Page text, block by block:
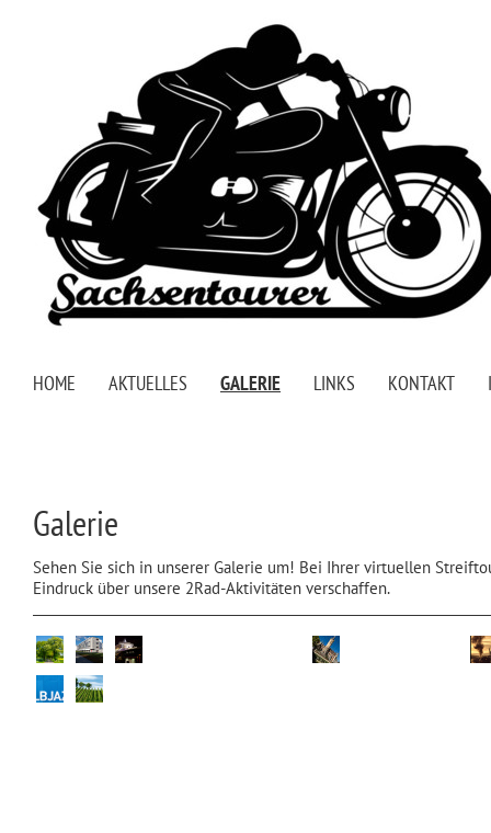
HOME AKTUELLES GALERIE LINKS KONTAKT
Galerie
Sehen Sie sich in unserer Galerie um! Bei Ihrer virtuellen
Eindruck über unsere 2Rad-Aktivitäten verschaffen.